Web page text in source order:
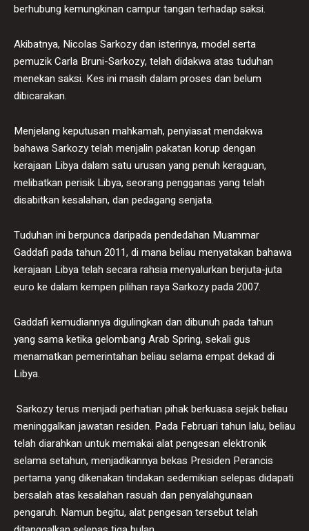
berhubung kemungkinan campur tangan terhadap saksi.
Akibatnya, Nicolas Sarkozy dan isterinya, model serta
pemuzik Carla Bruni-Sarkozy, telah didakwa atas tuduhan
menekan saksi. Kes ini masih dalam proses dan belum
dibicarakan.
Menjelang keputusan mahkamah, penyiasat mendakwa
bahawa Sarkozy telah menjalin pakatan korup dengan
kerajaan Libya dalam satu urusan yang penuh keraguan,
melibatkan perisik Libya, seorang pengganas yang telah
disabitkan kesalahan, dan pedagang senjata.
Tuduhan ini berpunca daripada pendedahan Muammar
Gaddafi pada tahun 2011, di mana beliau menyatakan bahawa
kerajaan Libya telah secara rahsia menyalurkan berjuta-juta
euro ke dalam kempen pilihan raya Sarkozy pada 2007.
Gaddafi kemudiannya digulingkan dan dibunuh pada tahun
yang sama ketika gelombang Arab Spring, sekali gus
menamatkan pemerintahan beliau selama empat dekad di
Libya.
Sarkozy terus menjadi perhatian pihak berkuasa sejak beliau
meninggalkan jawatan residen. Pada Februari tahun lalu, beliau
telah diarahkan untuk memakai alat pengesan elektronik
selama setahun, menjadikannya bekas Presiden Perancis
pertama yang dikenakan tindakan sedemikian selepas didapati
bersalah atas kesalahan rasuah dan penyalahgunaan
pengaruh. Namun begitu, alat pengesan tersebut telah